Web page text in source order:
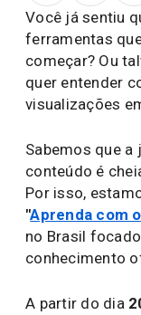
Você já sentiu
ferramentas
começar? Ou
quer entender
visualizações
Sabemos que
conteúdo é
Por isso,
"Aprenda com
no Brasil
conhecimento
A partir do dia